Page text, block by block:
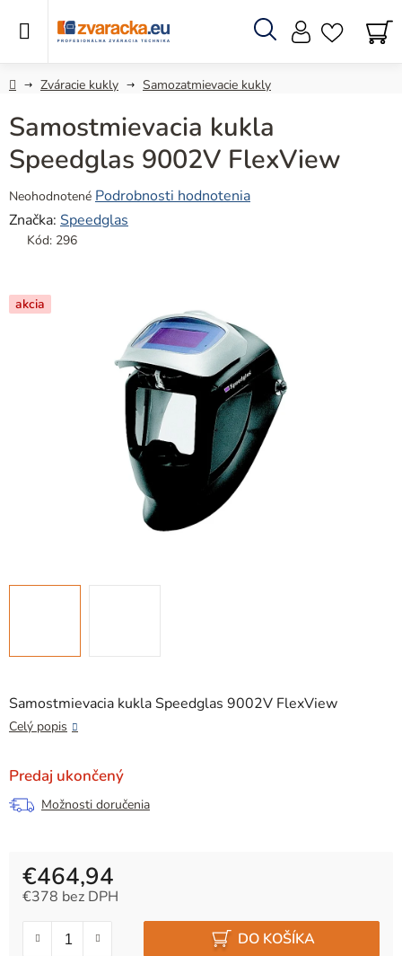
Hľadať
DomovZváracie kukly Samozatmievacie kukly
Samostmievacia kukla Speedglas 9002V FlexView
Celý popis
Predaj ukončený
Možnosti doručenia
€464,94
€378 bez DPH
DO KOŠÍKA
Samostmievacia kukla
Speedglas 9002V FlexView
Priemerné
hodnotenie
produktu
z
5
Neohodnotené Podrobnosti hodnotenia
Značka: Speedglas
Kód: 296
akcia